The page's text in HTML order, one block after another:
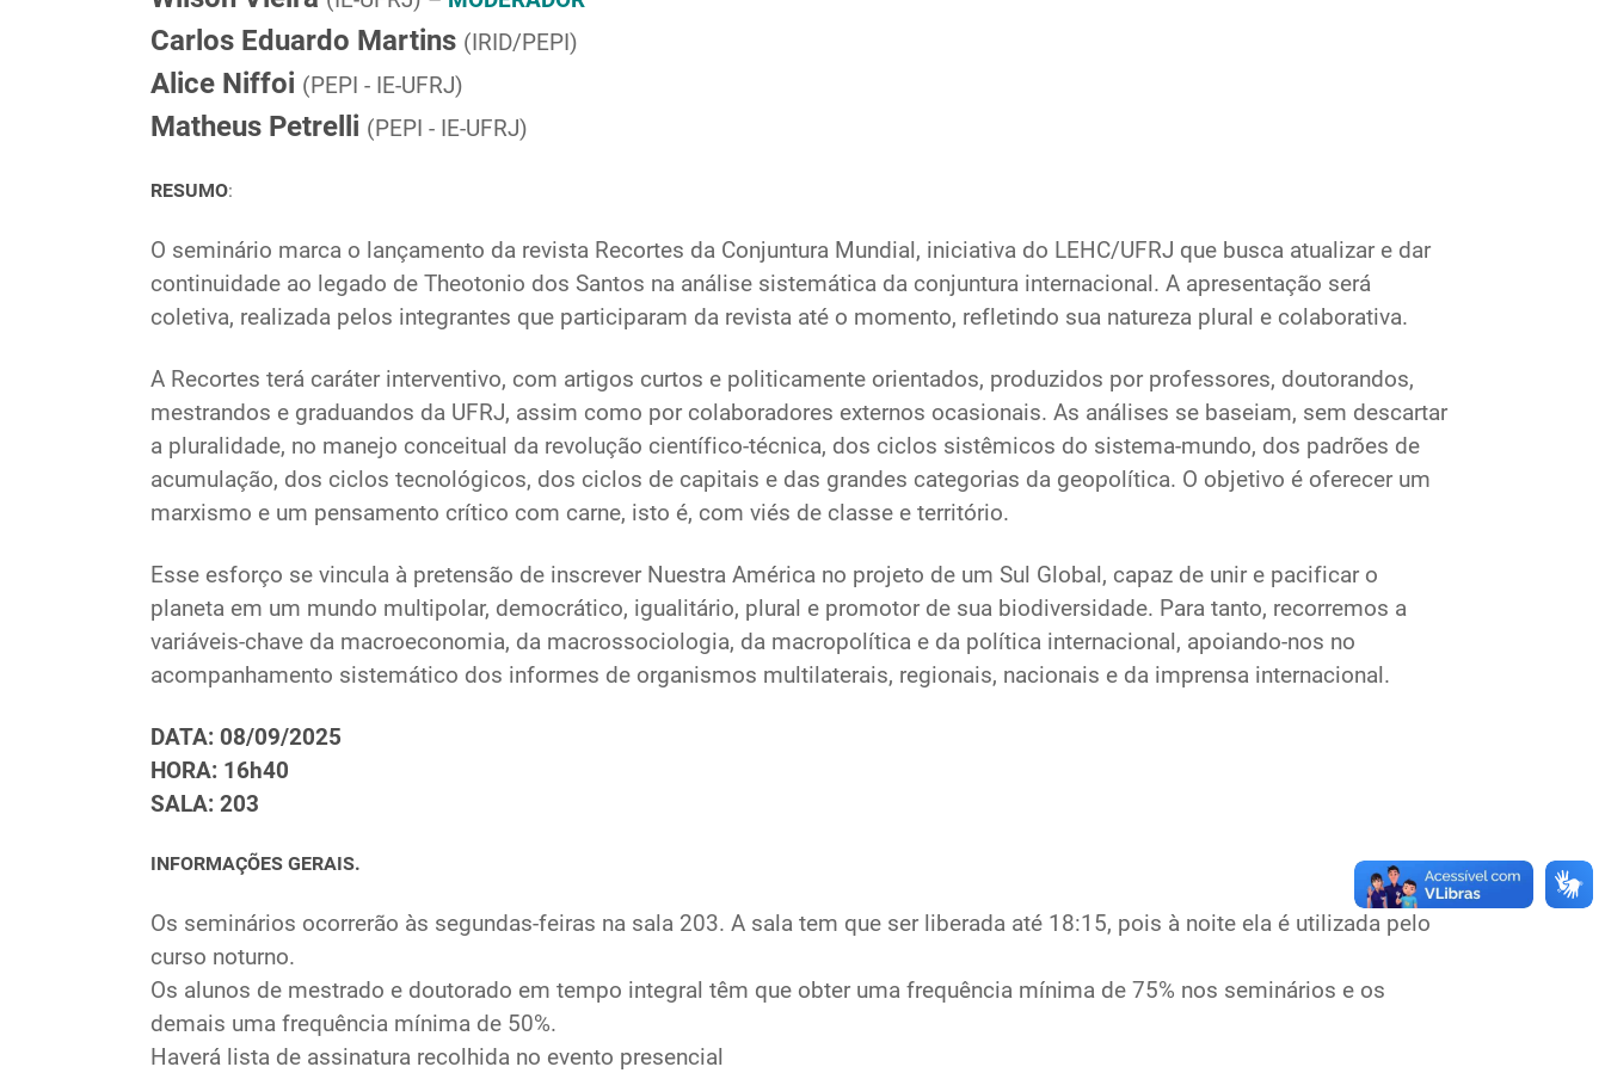
Carlos Eduardo Martins (IRID/PEPI)
Alice Niffoi (PEPI - IE-UFRJ)
Matheus Petrelli (PEPI - IE-UFRJ)
RESUMO:
O seminário marca o lançamento da revista Recortes da Conjuntura Mundial, iniciativa do LEHC/UFRJ que busca atualizar e dar
continuidade ao legado de Theotonio dos Santos na análise sistemática da conjuntura internacional. A apresentação será
coletiva, realizada pelos integrantes que participaram da revista até o momento, refletindo sua natureza plural e colaborativa.
A Recortes terá caráter interventivo, com artigos curtos e politicamente orientados, produzidos por professores, doutorandos,
mestrandos e graduandos da UFRJ, assim como por colaboradores externos ocasionais. As análises se baseiam, sem descartar
a pluralidade, no manejo conceitual da revolução científico-técnica, dos ciclos sistêmicos do sistema-mundo, dos padrões de
acumulação, dos ciclos tecnológicos, dos ciclos de capitais e das grandes categorias da geopolítica. O objetivo é oferecer um
marxismo e um pensamento crítico com carne, isto é, com viés de classe e território.
Esse esforço se vincula à pretensão de inscrever Nuestra América no projeto de um Sul Global, capaz de unir e pacificar o
planeta em um mundo multipolar, democrático, igualitário, plural e promotor de sua biodiversidade. Para tanto, recorremos a
variáveis-chave da macroeconomia, da macrossociologia, da macropolítica e da política internacional, apoiando-nos no
acompanhamento sistemático dos informes de organismos multilaterais, regionais, nacionais e da imprensa internacional.
DATA: 08/09/2025
HORA: 16h40
SALA: 203
INFORMAÇÕES GERAIS.
Os seminários ocorrerão às segundas-feiras na sala 203. A sala tem que ser liberada até 18:15, pois à noite ela é utilizada pelo
curso noturno.
Os alunos de mestrado e doutorado em tempo integral têm que obter uma frequência mínima de 75% nos seminários e os
demais uma frequência mínima de 50%.
Haverá lista de assinatura recolhida no evento presencial